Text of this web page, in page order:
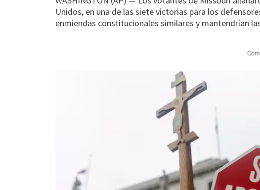
Unidos, en una de las siete victorias para los
enmiendas constitucionales similares y mantendrían